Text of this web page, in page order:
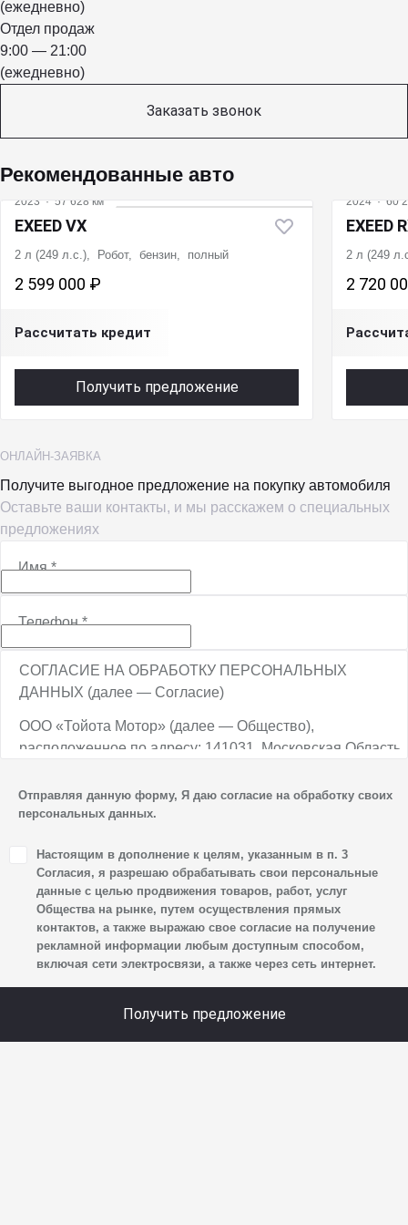
(ежедневно)
Отдел продаж
9:00 — 21:00
(ежедневно)
Заказать звонок
Рекомендованные авто
2023 · 57 628 км
EXEED VX
2 л (249 л.с.), Робот, бензин, полный
2 599 000 ₽
Рассчитать кредит
Получить предложение
2024 · 60
EXEED
2 л (249
2 720
ОНЛАЙН-ЗАЯВКА
Получите выгодное предложение на покупку автомобиля
Оставьте ваши контакты, и мы расскажем о специальных
предложениях
Имя*
Телефон*
СОГЛАСИЕ НА ОБРАБОТКУ ПЕРСОНАЛЬНЫХ
ДАННЫХ (далее — Согласие)
ООО «Тойота Мотор» (далее — Общество),
расположенное по адресу: 141031, Московская Область,
Автомобильный, стр. 5А/1, является оператором
персональных данных.
1. Настоящим я даю согласие Обществу на обработку
своих персональных данных, а именно: имени, отчества,
фамилии, контактных данных (включая номер телефона
и адрес электронной почты), адреса, сведений
о впечатлениях, интересах, предпочтениях
к автомобилю(-ям) и товарам/услугам, IP-адреса,
сайта, уникального идентификатора посетителя сайта,
предпочтительного времени и способа для контакта,
Отправляя данную форму, Я даю согласие на обработку своих
персональных данных.
Настоящим в дополнение к целям, указанным в п. 3
Согласия, я разрешаю обрабатывать свои персональные
данные с целью продвижения товаров, работ, услуг
Общества на рынке, путем осуществления прямых
контактов, а также выражаю свое согласие на получение
рекламной информации любым доступным способом,
включая сети электросвязи, а также через сеть интернет.
Получить предложение